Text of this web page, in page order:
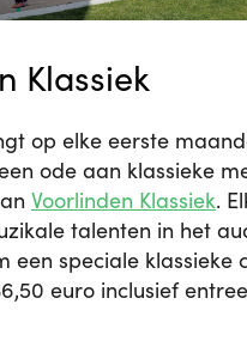
Klassiek
op elke eerste
ode aan klassieke
Voorlinden Klassiek.
talenten in het
een speciale klassieke
euro inclusief